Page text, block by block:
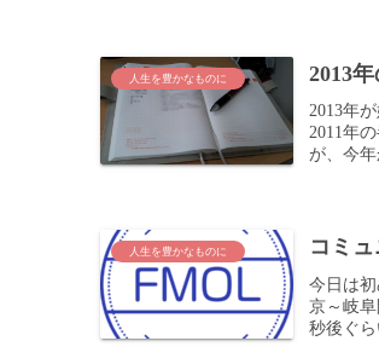
人生を豊かなものに 2013
2013年
2011年
が、今
人生を豊かなものに コミュ
今日は
京～岐
秒後ぐ